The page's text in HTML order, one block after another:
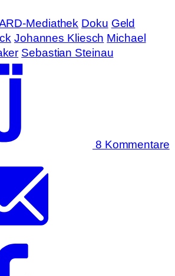
Mediathek Doku Geld
Johannes Kliesch Michael
Sebastian Steinau
8 Kommentare